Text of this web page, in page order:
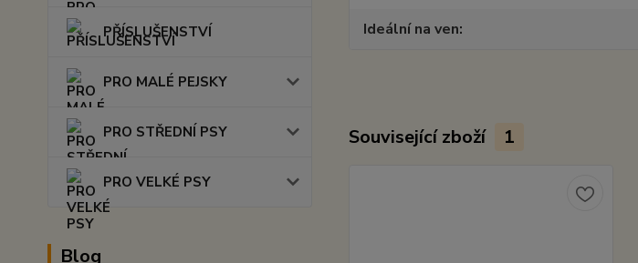
PŘÍSLUŠENSTVÍ
PRO MALÉ PEJSKY
PRO STŘEDNÍ PSY
PRO VELKÉ PSY
Blog
Ideální na ven
Související zboží 1